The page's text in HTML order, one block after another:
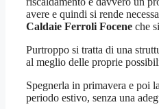
avere e quindi si rende
Caldaie Ferroli Focene che
Purtroppo si tratta di una
al meglio delle proprie
Spegnerla in primavera e poi
periodo estivo, senza una